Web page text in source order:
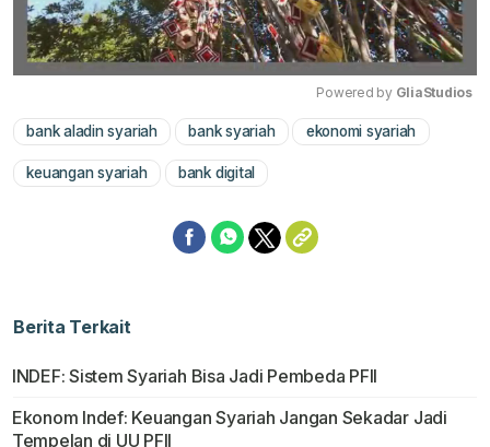
Mute
Powered by GliaStudios
bank aladin syariah bank syariah ekonomi syariah
keuangan syariah bank digital
Berita Terkait
INDEF: Sistem Syariah Bisa Jadi Pembeda PFII
Ekonom Indef: Keuangan Syariah Jangan Sekadar Jadi
Tempelan di UU PFII